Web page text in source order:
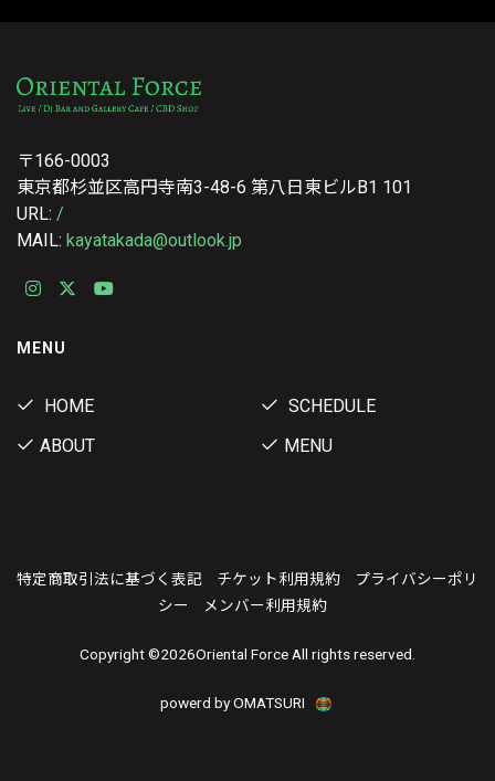
〒166-0003
東京都杉並区高円寺南3-48-6 第八日東ビルB1 101
URL: /
MAIL: kayatakada@outlook.jp
MENU
HOME
SCHEDULE
ABOUT
MENU
特定商取引法に基づく表記 チケット利用規約
プライバシーポリ
シー
メンバー利用規約
Copyright ©2026Oriental Force All rights reserved.
powerd by OMATSURI